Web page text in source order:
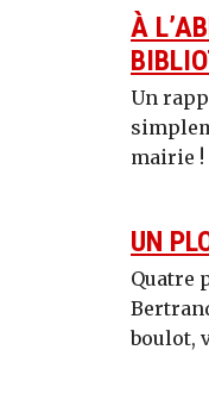
À
Un
mairie !
UN
Quatre
boulot,